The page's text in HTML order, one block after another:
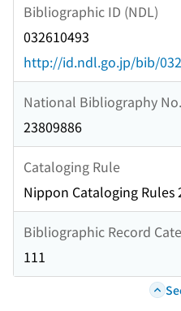
Bibliographic ID (NDL)
032610493
http://id.ndl.go.jp/bib/
National Bibliography
23809886
Cataloging Rule
Nippon Cataloging Rules
Bibliographic Record
111